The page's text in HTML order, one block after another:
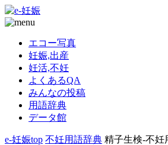
エコー写真
妊娠,出産
妊活,不妊
よくあるQA
みんなの投稿
用語辞典
データ館
e-妊娠top 不妊用語辞典 精子生検-不妊